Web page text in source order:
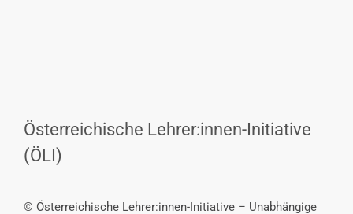
Österreichische Lehrer:innen-Initiative
(ÖLI)
© Österreichische Lehrer:innen-Initiative – Unabhängige